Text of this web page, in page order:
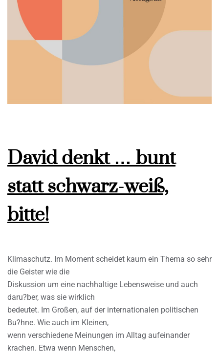
David denkt … bunt
statt schwarz-weiß,
bitte!
Klimaschutz. Im Moment scheidet kaum ein Thema so sehr
die Geister wie die
Diskussion um eine nachhaltige Lebensweise und auch
daru?ber, was sie wirklich
bedeutet. Im Großen, auf der internationalen politischen
Bu?hne. Wie auch im Kleinen,
wenn verschiedene Meinungen im Alltag aufeinander
krachen. Etwa wenn Menschen,